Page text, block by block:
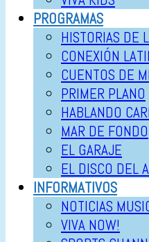
PROGRAMAS
HISTORIAS DE
CONEXIÓN
CUENTOS DE
PRIMER PLANO
HABLANDO
MAR DE FONDO
EL GARAJE
EL DISCO DEL
INFORMATIVOS
NOTICIAS
VIVA NOW!